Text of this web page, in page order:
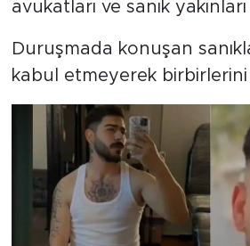
avukatları ve sanık yakınları
Duruşmada konuşan
kabul etmeyerek birbirlerini